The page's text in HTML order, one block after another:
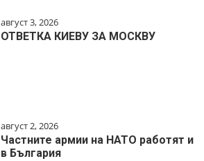
август 3, 2026
ОТВЕТКА КИЕВУ ЗА МОСКВУ
август 2, 2026
Частните армии на НАТО работят и
в България